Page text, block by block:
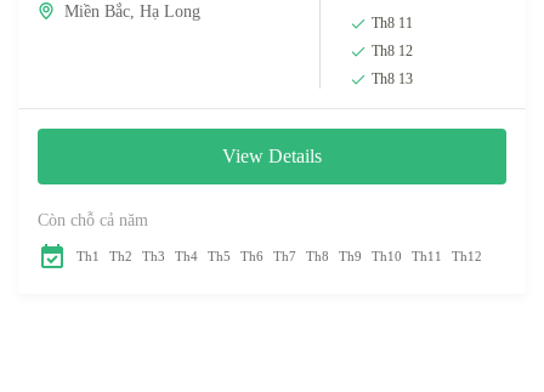
Miền Bắc Hạ Long
Th8 11
Th8 12
Th8 13
View Details
Còn chỗ cả năm
Th1 Th2 Th3 Th4 Th5 Th6 Th7 Th8 Th9 Th10 Th11 Th12